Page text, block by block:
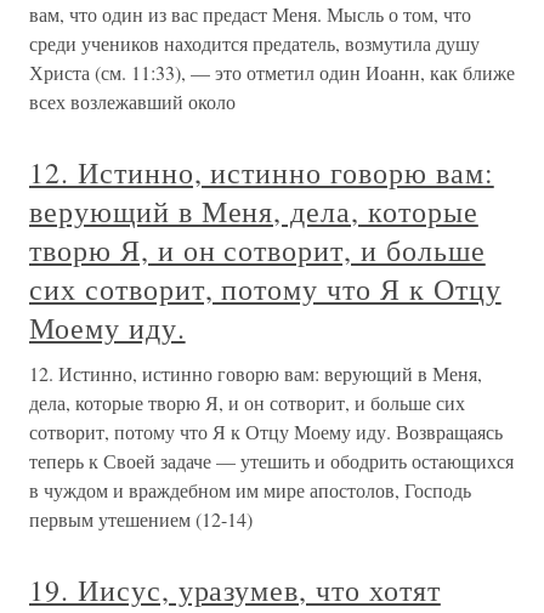
вам, что один из вас предаст Меня. Мысль о том, что
среди учеников находится предатель, возмутила душу
Христа (см. 11:33), — это отметил один Иоанн, как ближе
всех возлежавший около
12. Истинно, истинно говорю вам:
верующий в Меня, дела, которые
творю Я, и он сотворит, и больше
сих сотворит, потому что Я к Отцу
Моему иду.
12. Истинно, истинно говорю вам: верующий в Меня,
дела, которые творю Я, и он сотворит, и больше сих
сотворит, потому что Я к Отцу Моему иду. Возвращаясь
теперь к Своей задаче — утешить и ободрить остающихся
в чуждом и враждебном им мире апостолов, Господь
первым утешением (12-14)
19. Иисус, уразумев, что хотят